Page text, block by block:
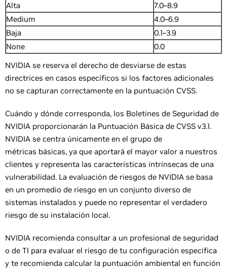
Alta
7.0–8.9
Medium
4.0–6.9
Baja
0.1–3.9
None
0.0
NVIDIA se reserva el derecho de desviarse de estas
directrices en casos específicos si los factores adicionales
no se capturan correctamente en la puntuación CVSS.
Cuándo y dónde corresponda, los Boletines de Seguridad de
NVIDIA proporcionarán la Puntuación Básica de CVSS v3.1.
NVIDIA se centra únicamente en el grupo de
métricas básicas, ya que aportará el mayor valor a nuestros
clientes y representa las características intrínsecas de una
vulnerabilidad. La evaluación de riesgos de NVIDIA se basa
en un promedio de riesgo en un conjunto diverso de
sistemas instalados y puede no representar el verdadero
riesgo de su instalación local.
NVIDIA recomienda consultar a un profesional de seguridad
o de TI para evaluar el riesgo de tu configuración específica
y te recomienda calcular la puntuación ambiental en función